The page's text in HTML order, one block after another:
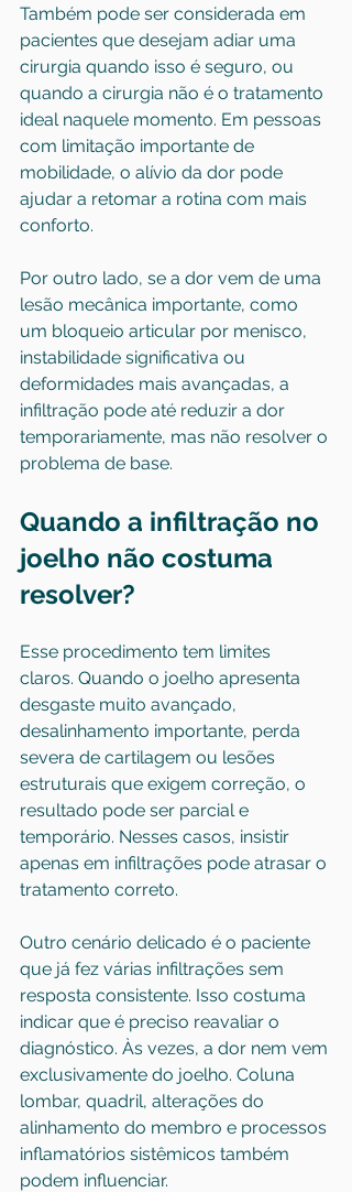
Também pode ser considerada em
pacientes que desejam adiar uma
cirurgia quando isso é seguro, ou
quando a cirurgia não é o tratamento
ideal naquele momento. Em pessoas
com limitação importante de
mobilidade, o alívio da dor pode
ajudar a retomar a rotina com mais
conforto.
Por outro lado, se a dor vem de uma
lesão mecânica importante, como
um bloqueio articular por menisco,
instabilidade significativa ou
deformidades mais avançadas, a
infiltração pode até reduzir a dor
temporariamente, mas não resolver o
problema de base.
Quando a infiltração no
joelho não costuma
resolver?
Esse procedimento tem limites
claros. Quando o joelho apresenta
desgaste muito avançado,
desalinhamento importante, perda
severa de cartilagem ou lesões
estruturais que exigem correção, o
resultado pode ser parcial e
temporário. Nesses casos, insistir
apenas em infiltrações pode atrasar o
tratamento correto.
Outro cenário delicado é o paciente
que já fez várias infiltrações sem
resposta consistente. Isso costuma
indicar que é preciso reavaliar o
diagnóstico. Às vezes, a dor nem vem
exclusivamente do joelho. Coluna
lombar, quadril, alterações do
alinhamento do membro e processos
inflamatórios sistêmicos também
podem influenciar.